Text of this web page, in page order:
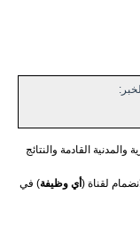
القادمة والنتائج
لقناة ( أي وظيفة) في